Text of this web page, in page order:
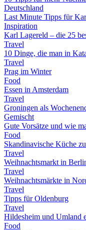
Deutschland
Last Minute Tipps für
Inspiration
Karl Lagereld – die 25
Travel
10 Dinge, die man in
Travel
Prag im Winter
Food
Essen in Amsterdam
Travel
Groningen als
Gemischt
Gute Vorsätze und wie
Food
Skandinavische Küche
Travel
Weihnachtsmarkt in
Travel
Weihnachtsmärkte in
Travel
Tipps für Oldenburg
Travel
Hildesheim und Umland
Food